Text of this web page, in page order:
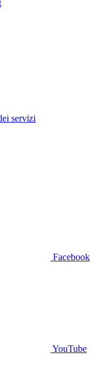
servizi
Facebook
YouTube